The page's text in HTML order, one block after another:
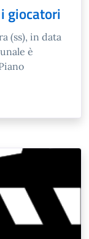
giocatori
(ss), in data
è